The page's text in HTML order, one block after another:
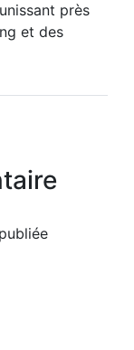
près
et des